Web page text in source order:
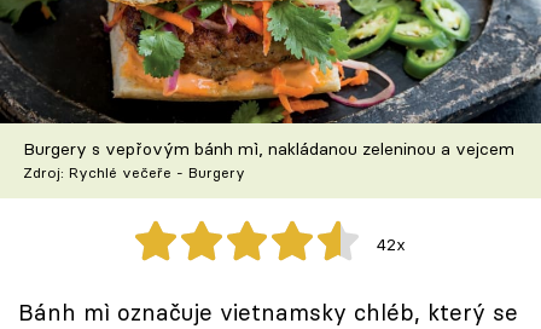
Škola vaření
Recepty z TV
Speciál: Cuketa
Těhotnej kuchař
Burgery s vepřovým bánh mì, nakládanou zeleninou a vejcem
Zdroj: Rychlé večeře - Burgery
42x
Bánh mì označuje vietnamsky chléb, který se